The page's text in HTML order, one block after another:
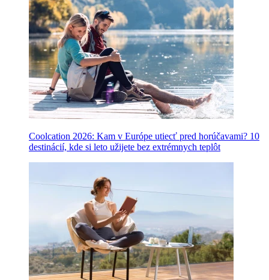
Coolcation 2026: Kam v Európe utiecť pred horúčavami? 10
destinácií, kde si leto užijete bez extrémnych teplôt